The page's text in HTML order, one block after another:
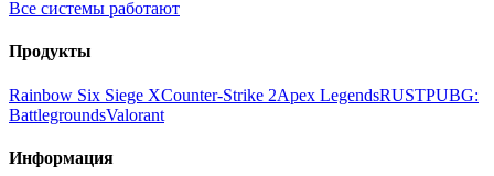
Все системы работают
Продукты
Rainbow Six Siege XCounter-Strike 2Apex LegendsRUSTPUBG:
BattlegroundsValorant
Информация